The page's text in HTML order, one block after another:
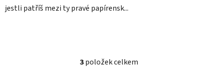
jestli patříš mezi ty pravé papírensk...
O
3položek celkem